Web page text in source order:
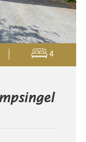
4